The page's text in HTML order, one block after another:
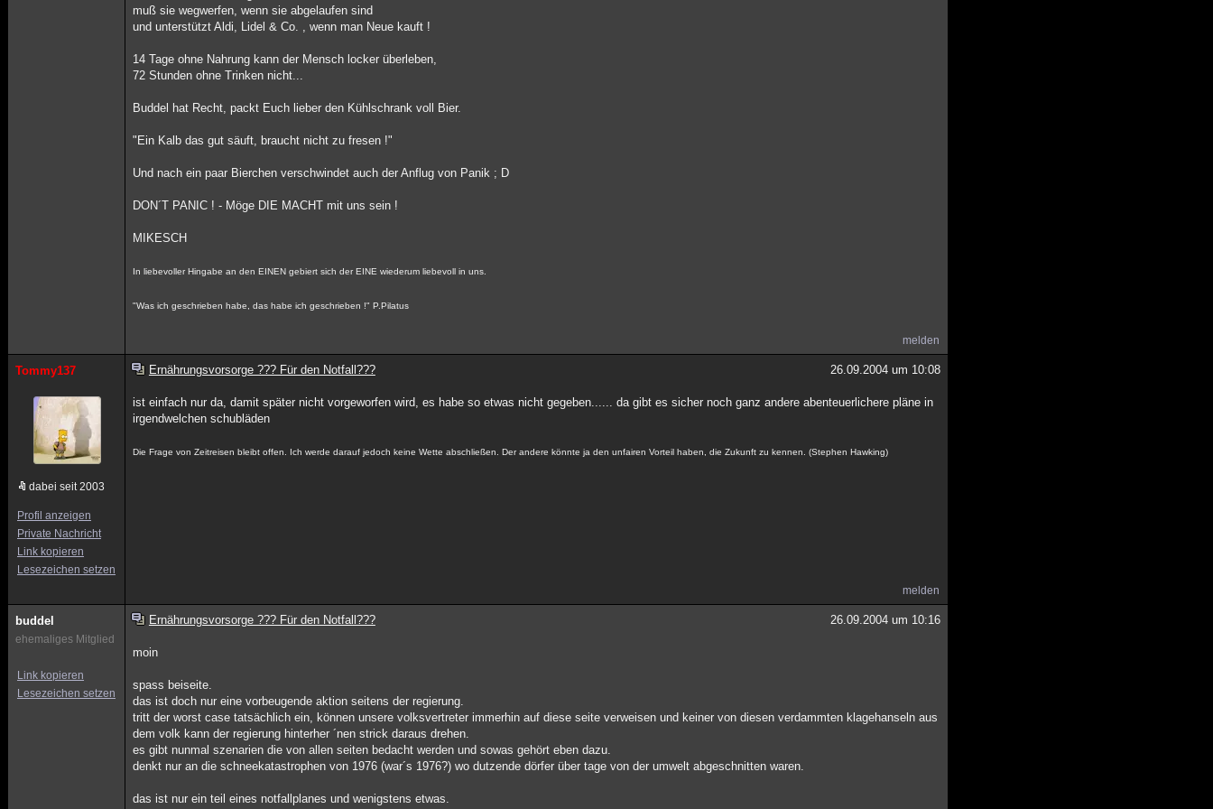
muß sie wegwerfen, wenn sie abgelaufen sind
und unterstützt Aldi, Lidel & Co. , wenn man Neue kauft !
14 Tage ohne Nahrung kann der Mensch locker überleben,
72 Stunden ohne Trinken nicht...
Buddel hat Recht, packt Euch lieber den Kühlschrank voll Bier.
"Ein Kalb das gut säuft, braucht nicht zu fresen !"
Und nach ein paar Bierchen verschwindet auch der Anflug von Panik ; D
DON´T PANIC ! - Möge DIE MACHT mit uns sein !
MIKESCH
In liebevoller Hingabe an den EINEN gebiert sich der EINE wiederum liebevoll in uns.
"Was ich geschrieben habe, das habe ich geschrieben !" P.Pilatus
melden
Tommy137
dabei seit 2003
Profil anzeigen
Private Nachricht
Link kopieren
Lesezeichen setzen
Ernährungsvorsorge ??? Für den Notfall??? 26.09.2004 um 10:08
ist einfach nur da, damit später nicht vorgeworfen wird, es habe so etwas nicht gegeben...... da gibt es sicher noch ganz andere abenteuerlichere pläne in
irgendwelchen schubläden
Die Frage von Zeitreisen bleibt offen. Ich werde darauf jedoch keine Wette abschließen. Der andere könnte ja den unfairen Vorteil haben, die Zukunft zu kennen. (Stephen Hawking)
melden
buddel
ehemaliges Mitglied
Link kopieren
Lesezeichen setzen
Ernährungsvorsorge ??? Für den Notfall??? 26.09.2004 um 10:16
moin
spass beiseite.
das ist doch nur eine vorbeugende aktion seitens der regierung.
tritt der worst case tatsächlich ein, können unsere volksvertreter immerhin auf diese seite verweisen und keiner von diesen verdammten klagehanseln aus
dem volk kann der regierung hinterher ´nen strick daraus drehen.
es gibt nunmal szenarien die von allen seiten bedacht werden und sowas gehört eben dazu.
denkt nur an die schneekatastrophen von 1976 (war´s 1976?) wo dutzende dörfer über tage von der umwelt abgeschnitten waren.
das ist nur ein teil eines notfallplanes und wenigstens etwas.